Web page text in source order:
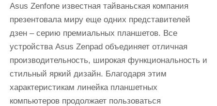
Asus Zenfone известная тайваньская компания
презентовала миру еще одних представителей
дзен – серию премиальных планшетов. Все
устройства Asus Zenpad объединяет отличная
производительность, широкая функциональность и
стильный яркий дизайн. Благодаря этим
характеристикам линейка планшетных
компьютеров продолжает пользоваться